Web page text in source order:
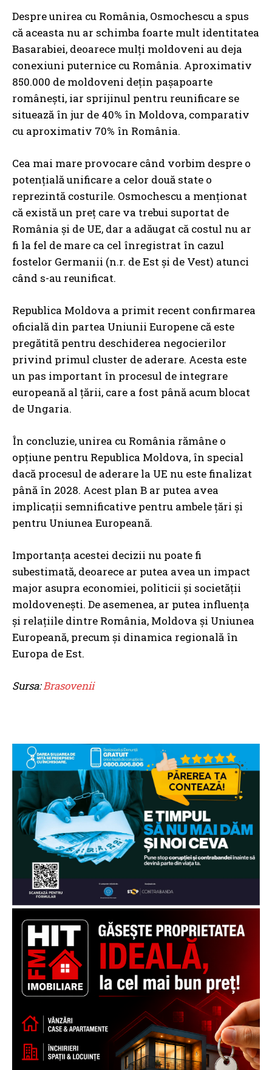
Despre unirea cu România, Osmochescu a spus
că aceasta nu ar schimba foarte mult identitatea
Basarabiei, deoarece mulți moldoveni au deja
conexiuni puternice cu România. Aproximativ
850.000 de moldoveni dețin pașapoarte
românești, iar sprijinul pentru reunificare se
situează în jur de 40% în Moldova, comparativ
cu aproximativ 70% în România.
Cea mai mare provocare când vorbim despre o
potențială unificare a celor două state o
reprezintă costurile. Osmochescu a menționat
că există un preț care va trebui suportat de
România și de UE, dar a adăugat că costul nu ar
fi la fel de mare ca cel înregistrat în cazul
fostelor Germanii (n.r. de Est și de Vest) atunci
când s-au reunificat.
Republica Moldova a primit recent confirmarea
oficială din partea Uniunii Europene că este
pregătită pentru deschiderea negocierilor
privind primul cluster de aderare. Acesta este
un pas important în procesul de integrare
europeană al țării, care a fost până acum blocat
de Ungaria.
În concluzie, unirea cu România rămâne o
opțiune pentru Republica Moldova, în special
dacă procesul de aderare la UE nu este finalizat
până în 2028. Acest plan B ar putea avea
implicații semnificative pentru ambele țări și
pentru Uniunea Europeană.
Importanța acestei decizii nu poate fi
subestimată, deoarece ar putea avea un impact
major asupra economiei, politicii și societății
moldovenești. De asemenea, ar putea influența
și relațiile dintre România, Moldova și Uniunea
Europeană, precum și dinamica regională în
Europa de Est.
Sursa:Brasovenii